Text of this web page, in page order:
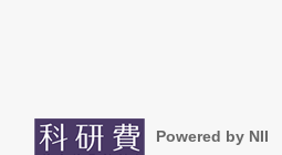
Powered by NII